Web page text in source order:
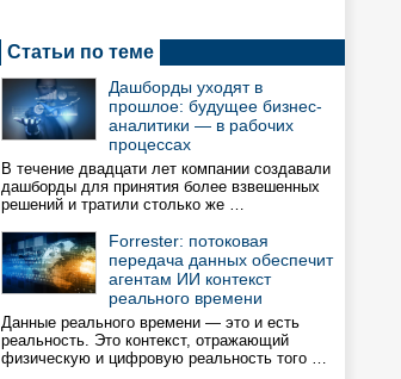
Статьи по теме
Дашборды уходят в
прошлое: будущее бизнес-
аналитики — в рабочих
процессах
В течение двадцати лет компании создавали
дашборды для принятия более взвешенных
решений и тратили столько же …
Forrester: потоковая
передача данных обеспечит
агентам ИИ контекст
реального времени
Данные реального времени — это и есть
реальность. Это контекст, отражающий
физическую и цифровую реальность того …